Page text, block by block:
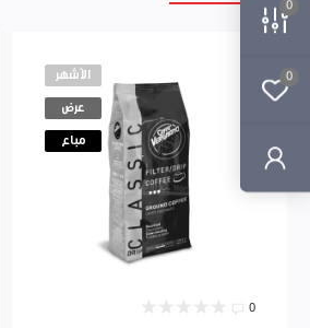
0
0 الأشهر
عرض
مباع
0